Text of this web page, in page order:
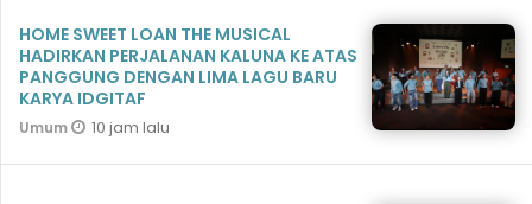
HOME SWEET LOAN THE MUSICAL
HADIRKAN PERJALANAN KALUNA KE ATAS
PANGGUNG DENGAN LIMA LAGU BARU
KARYA IDGITAF
Umum 10 jam lalu